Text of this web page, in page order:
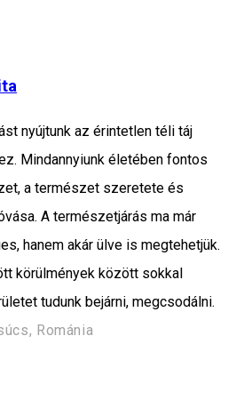
nyújtunk az érintetlen téli táj
Mindannyiunk életében fontos
a természet szeretete és
A természetjárás ma már
hanem akár ülve is megtehetjük.
körülmények között sokkal
tudunk bejárni, megcsodálni.
Románia